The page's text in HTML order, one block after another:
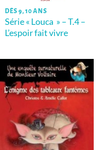
DÈS 9, 10 ANS
Série « Louca » – T.4 –
L’espoir fait vivre